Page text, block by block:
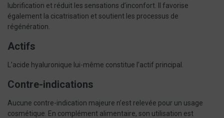
lubrification et réduit les sensations d’inconfort. Il favorise
également la cicatrisation et soutient les processus de
régénération.
Actifs
L’acide hyaluronique lui-même constitue l’actif principal.
Contre-indications
Aucune contre-indication majeure n’est relevée pour un usage
cosmétique. En complément alimentaire, son utilisation est